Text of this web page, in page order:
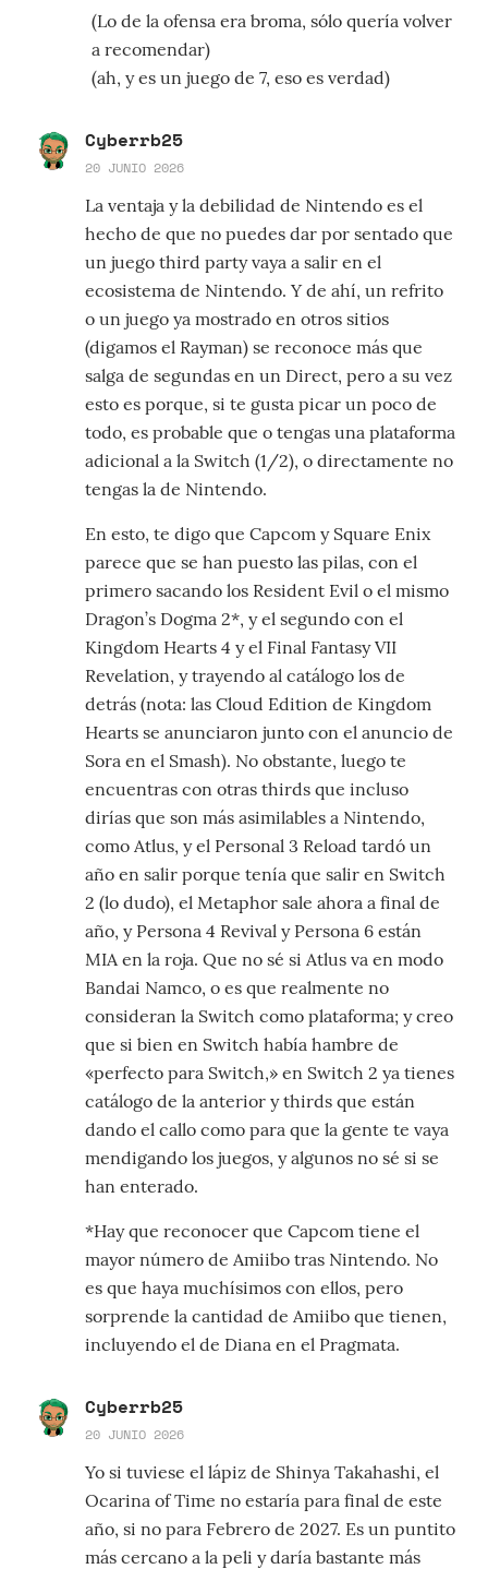
(Lo de la ofensa era broma, sólo quería volver
a recomendar)
(ah, y es un juego de 7, eso es verdad)
Cyberrb25
20 JUNIO 2026
La ventaja y la debilidad de Nintendo es el
hecho de que no puedes dar por sentado que
un juego third party vaya a salir en el
ecosistema de Nintendo. Y de ahí, un refrito
o un juego ya mostrado en otros sitios
(digamos el Rayman) se reconoce más que
salga de segundas en un Direct, pero a su vez
esto es porque, si te gusta picar un poco de
todo, es probable que o tengas una plataforma
adicional a la Switch (1/2), o directamente no
tengas la de Nintendo.
En esto, te digo que Capcom y Square Enix
parece que se han puesto las pilas, con el
primero sacando los Resident Evil o el mismo
Dragon’s Dogma 2*, y el segundo con el
Kingdom Hearts 4 y el Final Fantasy VII
Revelation, y trayendo al catálogo los de
detrás (nota: las Cloud Edition de Kingdom
Hearts se anunciaron junto con el anuncio de
Sora en el Smash). No obstante, luego te
encuentras con otras thirds que incluso
dirías que son más asimilables a Nintendo,
como Atlus, y el Personal 3 Reload tardó un
año en salir porque tenía que salir en Switch
2 (lo dudo), el Metaphor sale ahora a final de
año, y Persona 4 Revival y Persona 6 están
MIA en la roja. Que no sé si Atlus va en modo
Bandai Namco, o es que realmente no
consideran la Switch como plataforma; y creo
que si bien en Switch había hambre de
«perfecto para Switch,» en Switch 2 ya tienes
catálogo de la anterior y thirds que están
dando el callo como para que la gente te vaya
mendigando los juegos, y algunos no sé si se
han enterado.
*Hay que reconocer que Capcom tiene el
mayor número de Amiibo tras Nintendo. No
es que haya muchísimos con ellos, pero
sorprende la cantidad de Amiibo que tienen,
incluyendo el de Diana en el Pragmata.
Cyberrb25
20 JUNIO 2026
Yo si tuviese el lápiz de Shinya Takahashi, el
Ocarina of Time no estaría para final de este
año, si no para Febrero de 2027. Es un puntito
más cercano a la peli y daría bastante más